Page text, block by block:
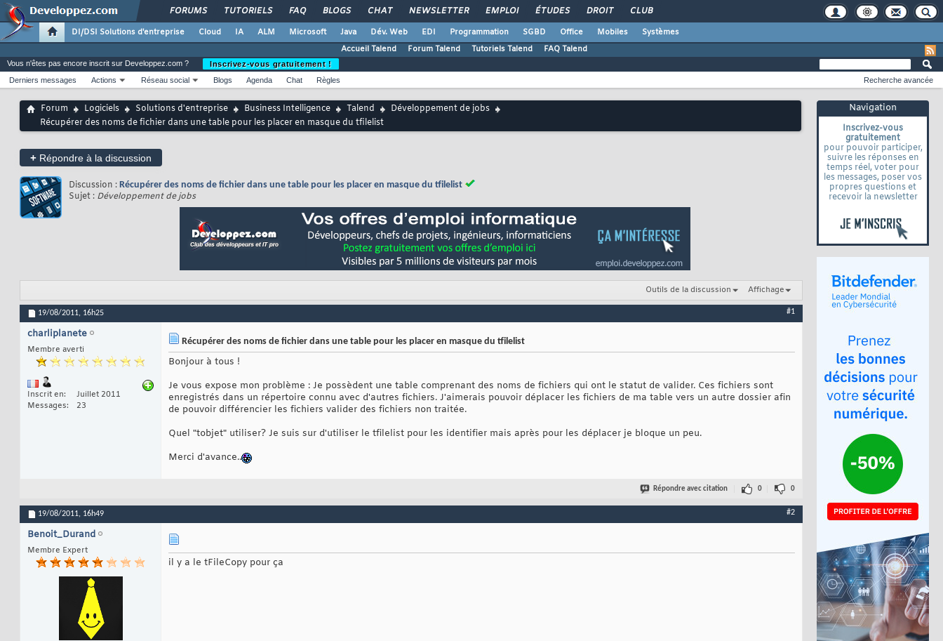
FORUMS TUTORIELS FAQ BLOGS CHAT NEWSLETTER EMPLOI ÉTUDES DROIT CLUB
DI/DSI Solutions d'entreprise Cloud IA ALM Microsoft Java Dév. Web EDI Programmation SGBD Office Mobiles
Systèmes
Accueil Talend
Forum Talend Tutoriels Talend FAQ Talend
Navigation
Inscrivez-vous
gratuitement
pour pouvoir participer,
suivre les réponses en
temps réel, voter pour
les messages, poser vos
propres questions et
recevoir la newsletter
Vous n'êtes pas encore inscrit sur Developpez.com ?
Inscrivez-vous gratuitement !
Derniers messages
Actions Réseau social Blogs Agenda Chat Règles Recherche avancée
Forum Logiciels Solutions d'entreprise Business Intelligence Talend
Développement de jobs
Récupérer des noms de fichier dans une table pour les placer en masque du tfilelist
+ Répondre à la discussion
Discussion : Récupérer des noms de fichier dans une table pour les placer en masque du tfilelist
Sujet : Développement de jobs
Outils de la discussion Affichage
19/08/2011, 16h25 #1
charliplanete
Membre averti
Inscrit en
Juillet 2011
Messages
23
Récupérer des noms de fichier dans une table pour les placer en masque du tfilelist
Bonjour à tous !
Je vous expose mon problème : Je possèdent une table comprenant des noms de fichiers qui ont le statut de valider. Ces fichiers sont
enregistrés dans un répertoire connu avec d'autres fichiers. J'aimerais pouvoir déplacer les fichiers de ma table vers un autre dossier afin
de pouvoir différencier les fichiers valider des fichiers non traitée.
Quel "tobjet" utiliser? Je suis sur d'utiliser le tfilelist pour les identifier mais après pour les déplacer je bloque un peu.
Merci d'avance..
Répondre avec citation 0 0
19/08/2011, 16h49 #2
Benoit_Durand
Membre Expert
il y a le tFileCopy pour ça